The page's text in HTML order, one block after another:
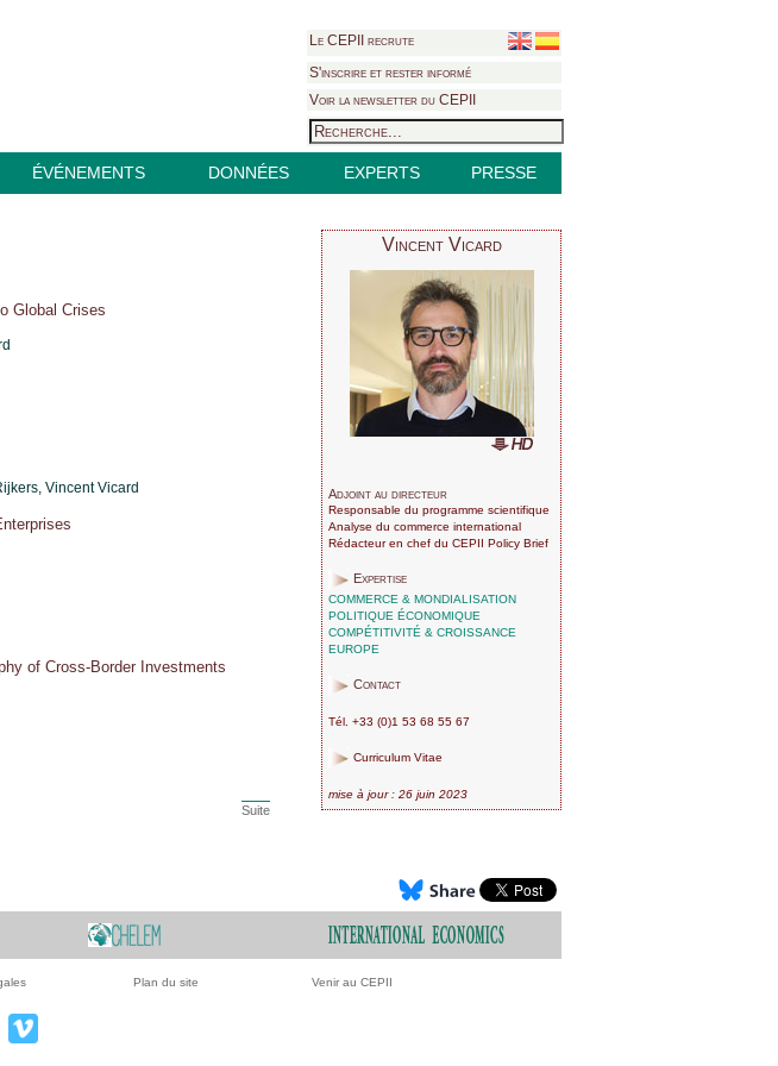
Le CEPII recrute
S'inscrire et rester informé
Voir la newsletter du CEPII
ÉVÉNEMENTS DONNÉES EXPERTS PRESSE
Vincent Vicard
Adjoint au directeur
Responsable du programme scientifique
Analyse du commerce international
Rédacteur en chef du CEPII Policy Brief
Expertise
COMMERCE & MONDIALISATION
POLITIQUE ÉCONOMIQUE
COMPÉTITIVITÉ & CROISSANCE
EUROPE
Contact
Tél. +33 (0)1 53 68 55 67
Curriculum Vitae
mise à jour : 26 juin 2023
Global Crises
Vincent Vicard
of Cross-Border Investments
Suite
Plan du site Venir au CEPII